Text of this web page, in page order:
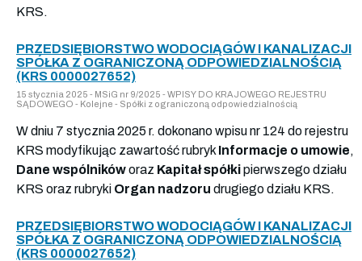
KRS.
PRZEDSIĘBIORSTWO WODOCIĄGÓW I KANALIZACJI
SPÓŁKA Z OGRANICZONĄ ODPOWIEDZIALNOŚCIĄ
(KRS 0000027652)
15 stycznia 2025 - MSiG nr 9/2025 - WPISY DO KRAJOWEGO REJESTRU
SĄDOWEGO - Kolejne - Spółki z ograniczoną odpowiedzialnością
W dniu 7 stycznia 2025 r. dokonano wpisu nr 124 do rejestru
KRS modyfikując zawartość rubryk Informacje o umowie,
Dane wspólnikóworaz Kapitał spółkipierwszego działu
KRS oraz rubryki Organ nadzoru drugiego działu KRS.
PRZEDSIĘBIORSTWO WODOCIĄGÓW I KANALIZACJI
SPÓŁKA Z OGRANICZONĄ ODPOWIEDZIALNOŚCIĄ
(KRS 0000027652)